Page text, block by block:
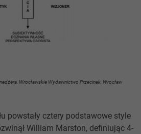
Wrocławskie Wydawnictwo Przecinek, Wrocław
powstały cztery podstawowe style
William Marston, definiując 4-